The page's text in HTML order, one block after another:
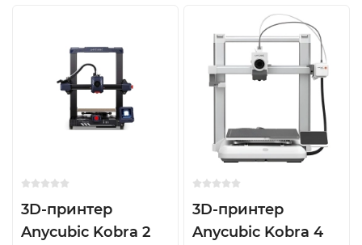
3D-принтер
Anycubic Kobra 2
3D-принтер
Anycubic Kobra 4